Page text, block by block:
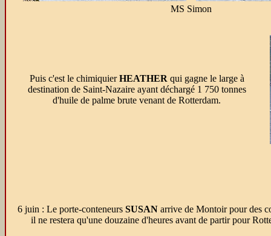
MS Simon
Puis c'est le chimiquierHEATHER qui gagne le large à
destination de Saint-Nazaire ayant déchargé 1 750 tonnes
d'huile de palme brute venant de Rotterdam.
6 juin : Le porte-conteneurs SUSANarrive de Montoir pour des
il ne restera qu'une douzaine d'heures avant de partir pour